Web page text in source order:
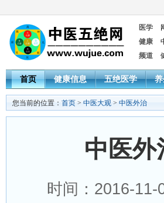
医学
健康
频道
首页 健康信息 五绝医学
您当前的位置： 首页 > 中医大观 > 中医外治
中医外
时间：2016-